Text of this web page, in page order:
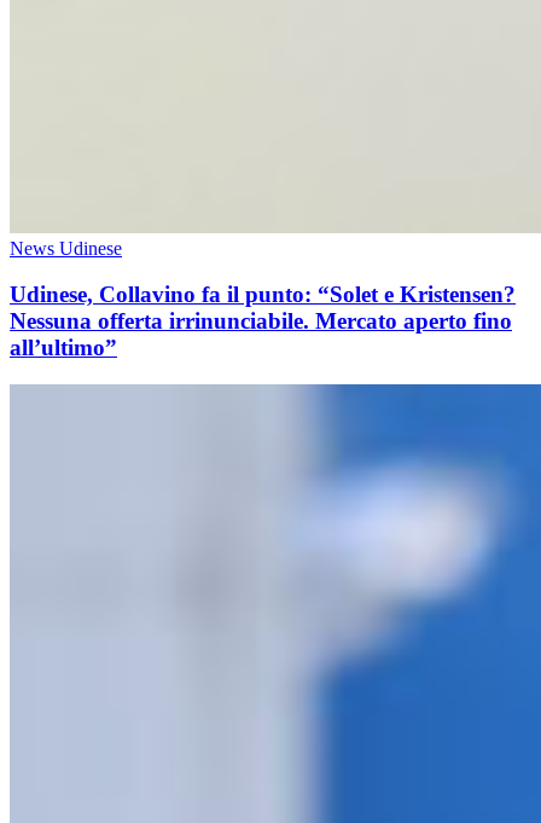
News Udinese
Udinese, Collavino fa il punto: “Solet e Kristensen?
Nessuna offerta irrinunciabile. Mercato aperto fino
all’ultimo”